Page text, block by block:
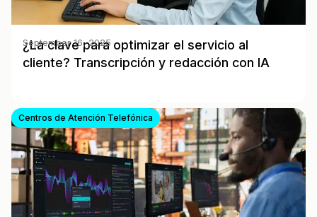
¿La clave para optimizar el servicio al
cliente? Transcripción y redacción con IA
September 16, 2025
Centros de Atención Telefónica